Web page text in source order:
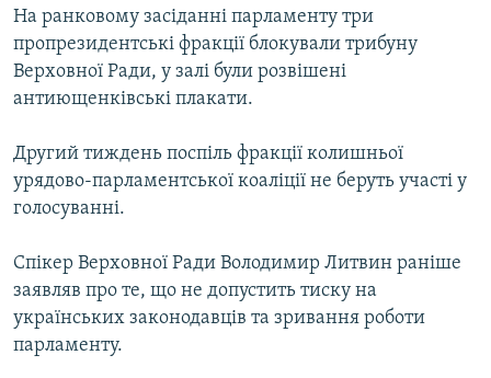
Усі сайти RFE/RL
На ранковому засіданні парламенту три
пропрезидентські фракції блокували трибуну
Верховної Ради, у залі були розвішені
антиющенківські плакати.
Другий тиждень поспіль фракції колишньої
урядово-парламентської коаліції не беруть участі у
голосуванні.
Спікер Верховної Ради Володимир Литвин раніше
заявляв про те, що не допустить тиску на
українських законодавців та зривання роботи
парламенту.